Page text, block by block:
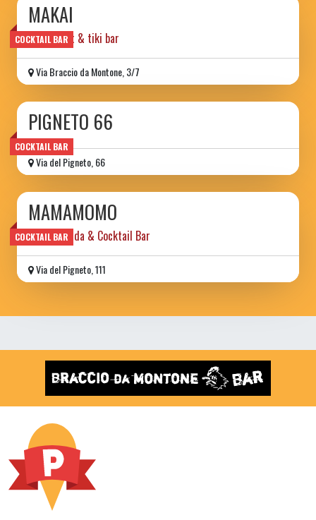
COCKTAIL BAR
MAKAI
restaurant & tiki bar
Via Braccio da Montone, 3/7
COCKTAIL BAR
PIGNETO 66
Via del Pigneto, 66
COCKTAIL BAR
MAMAMOMO
Cucina Ibrida & Cocktail Bar
Via del Pigneto, 111